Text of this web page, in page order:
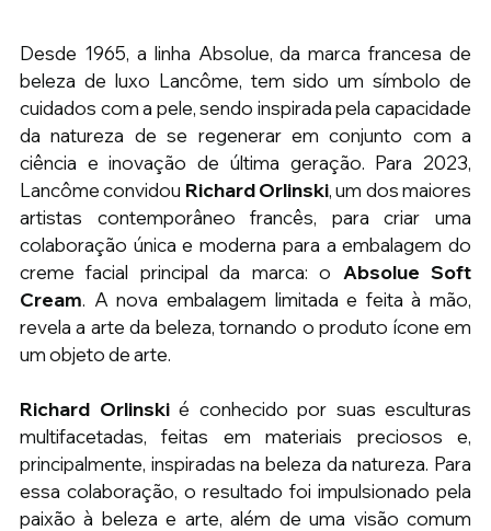
Desde 1965, a linha Absolue, da marca francesa de
beleza de luxo Lancôme, tem sido um símbolo de
cuidados com a pele, sendo inspirada pela capacidade
da natureza de se regenerar em conjunto com a
ciência e inovação de última geração. Para 2023,
Lancôme convidou Richard Orlinski, um dos maiores
artistas contemporâneo francês, para criar uma
colaboração única e moderna para a embalagem do
creme facial principal da marca: o Absolue Soft
Cream. A nova embalagem limitada e feita à mão,
revela a arte da beleza, tornando o produto ícone em
um objeto de arte.
Richard Orlinski é conhecido por suas esculturas
multifacetadas, feitas em materiais preciosos e,
principalmente, inspiradas na beleza da natureza. Para
essa colaboração, o resultado foi impulsionado pela
paixão à beleza e arte, além de uma visão comum